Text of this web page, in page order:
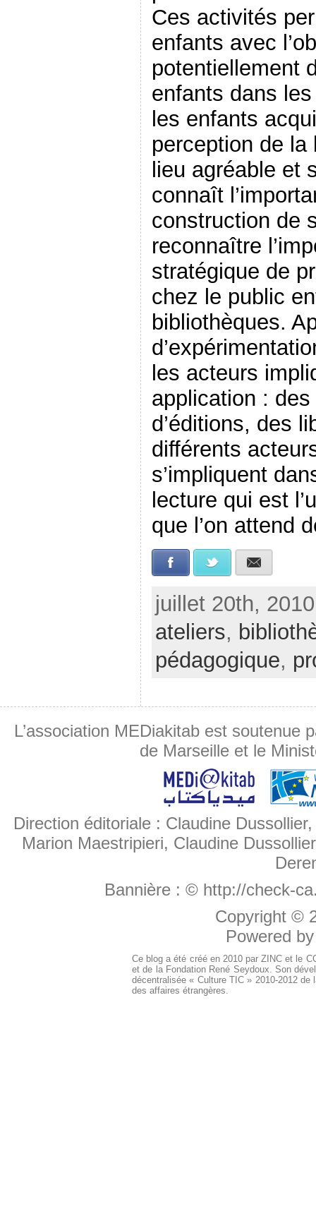
Ces activités
enfants avec
potentiellement
enfants dans
les enfants
perception de
lieu agréable et
connaît
construction de
reconnaître
stratégique de
chez le public
bibliothèques.
les acteurs
application :
d’éditions, des
différents
s’impliquent
lecture qui est
que l’on attend
Facebook Twitter
juillet 20th,
ateliers,
pédagogique,
L’association MEDiakitab est soutenue
de Marseille et le
Direction éditoriale : Claudine
Marion Maestripieri, Claudine
Bannière : © http://check-
Copyright ©
Powered
Ce blog a été créé en 2010 par ZINC et le
et de la Fondation René Seydoux. Son
décentralisée « Culture TIC » 2010-2012
des affaires étrangères.